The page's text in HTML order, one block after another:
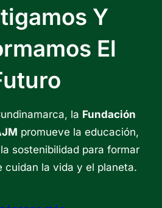
Y
El
la Fundación
promueve la educación,
sostenibilidad para formar
cuidan la vida y el planeta.